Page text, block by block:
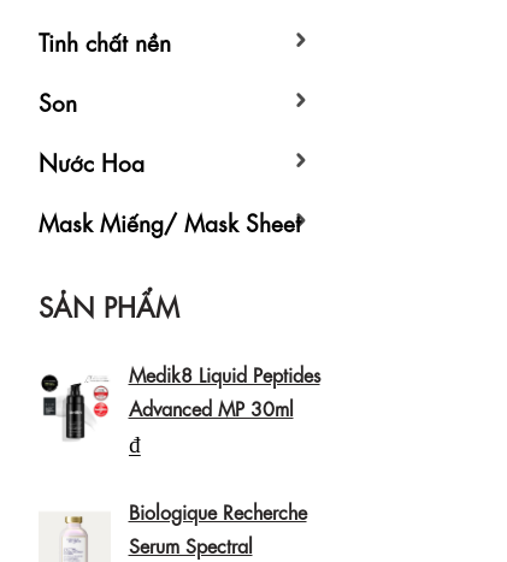
Tinh chất nền
Son
Nước Hoa
Mask Miếng/ Mask Sheet
SẢN PHẨM
Medik8 Liquid Peptides
Advanced MP 30ml
₫
Biologique Recherche
Serum Spectral